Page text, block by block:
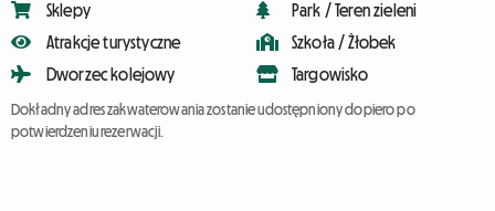
Sklepy
Atrakcje turystyczne
Dworzec kolejowy
Park / Teren zieleni
Szkoła / Żłobek
Targowisko
Dokładny adres zakwaterowania zostanie udostępniony dopiero po
potwierdzeniu rezerwacji.